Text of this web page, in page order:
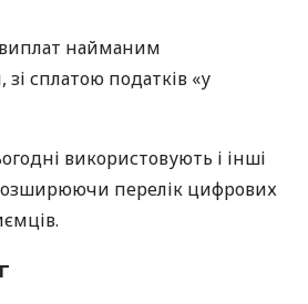
найманим
сплатою податків «у
використовують і інші
перелік цифрових